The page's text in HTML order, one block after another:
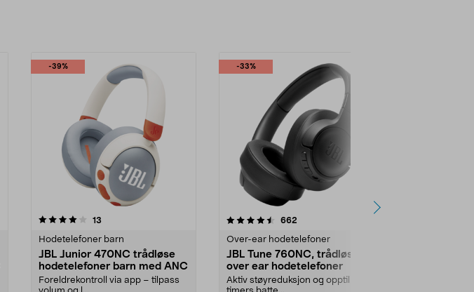
-39%
13
Hodetelefoner barn
JBL Junior 470NC trådløse
hodetelefoner barn med ANC
Foreldrekontroll via app – tilpass
-33%
4.5 av 5 stjerner 662
Over-ear hodetelefoner
JBL Tune 760NC, trådløse
over ear hodetelefoner
Aktiv støyreduksjon og opptil 50
4.5 av 5 stjerner